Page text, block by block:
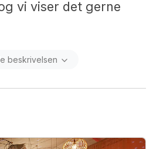
vi viser det gerne
beskrivelsen